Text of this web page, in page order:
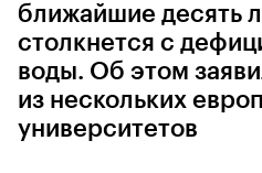
ближайшие десять
столкнется с
воды. Об этом
из нескольких
университетов